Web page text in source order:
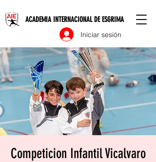
ACADEMIA INTERNACIONAL DE ESGRIMA
Iniciar sesión
Competicion Infantil Vicalvaro